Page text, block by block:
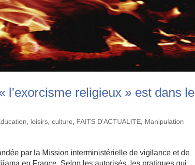
l’exorcisme religieux » est dans le
loisirs, culture FAITS D'ACTUALITE Manipulation
par la Mission interministérielle de vigilance et de
en France. Selon les autorisés, les pratiques qui